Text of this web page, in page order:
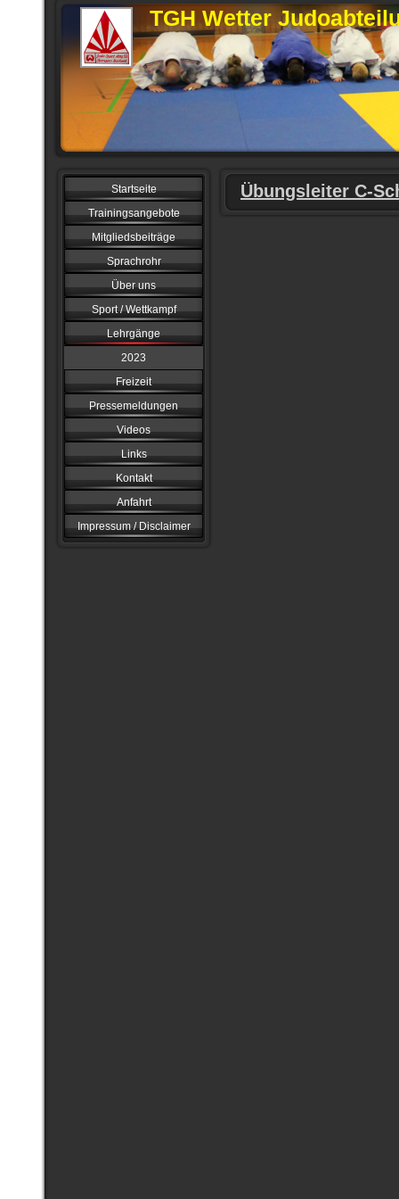
TGH Wetter
Startseite
Trainingsangebote
Mitgliedsbeiträge
Sprachrohr
Über uns
Sport / Wettkampf
Lehrgänge
2023
Freizeit
Pressemeldungen
Videos
Links
Kontakt
Anfahrt
Impressum / Disclaimer
Übungsleiter C-